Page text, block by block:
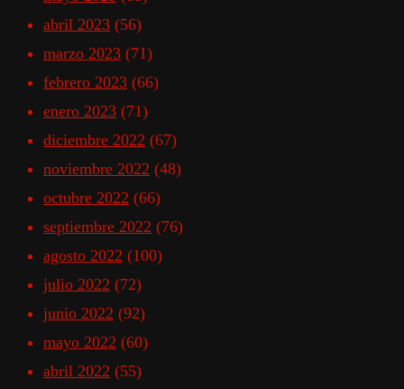
abril 2023 (56)
marzo 2023 (71)
febrero 2023 (66)
enero 2023 (71)
diciembre 2022 (67)
noviembre 2022 (48)
octubre 2022 (66)
septiembre 2022 (76)
agosto 2022 (100)
julio 2022 (72)
junio 2022 (92)
mayo 2022 (60)
abril 2022 (55)